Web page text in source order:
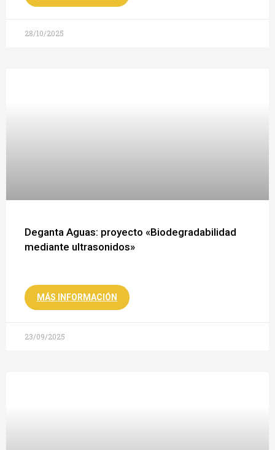
28/10/2025
Deganta Aguas: proyecto «Biodegradabilidad
mediante ultrasonidos»
MÁS INFORMACIÓN
23/09/2025